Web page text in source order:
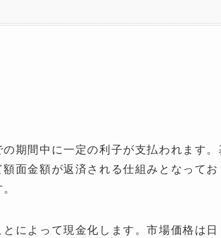
期間中に一定の利子が支払われます
面金額が返済される仕組みとなって
によって現金化します。市場価格は